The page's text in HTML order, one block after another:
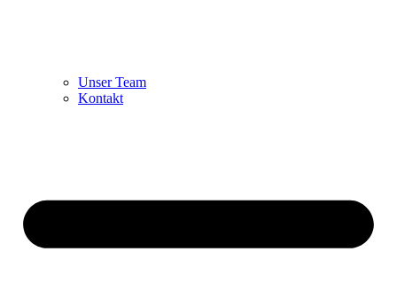
Unser Team
Kontakt